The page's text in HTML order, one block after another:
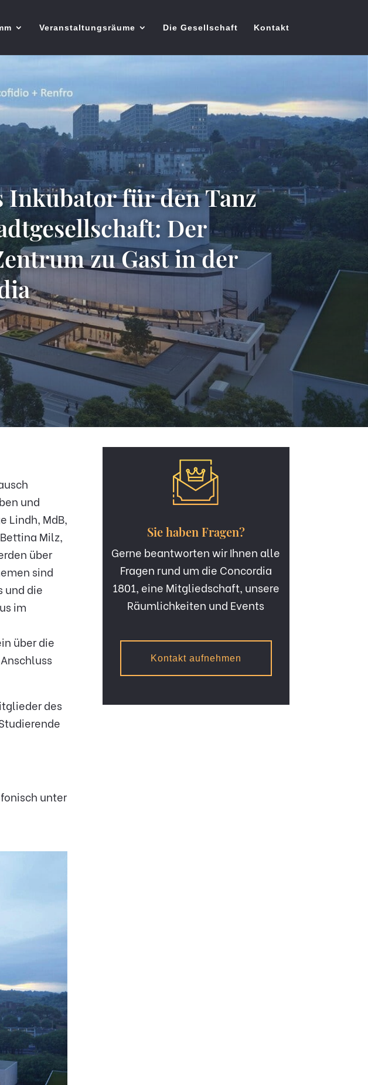
Veranstaltungsräume Die Gesellschaft Kontakt
Inkubator für den Tanz
Der
zu Gast in der
und
Lindh, MdB,
Milz,
über
sind
und die
im
über die
des
unter
Sie haben Fragen?
Gerne beantworten wir Ihnen alle
Fragen rund um die Concordia
1801, eine Mitgliedschaft, unsere
Räumlichkeiten und Events
Kontakt aufnehmen